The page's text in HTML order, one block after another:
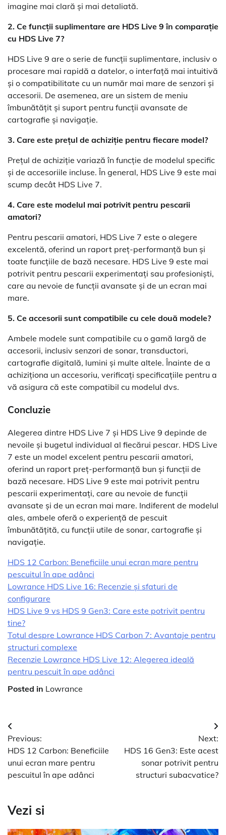
imagine mai clară și mai detaliată.
2. Ce funcții suplimentare are HDS Live 9 în comparație
cu HDS Live 7?
HDS Live 9 are o serie de funcții suplimentare, inclusiv o
procesare mai rapidă a datelor, o interfață mai intuitivă
și o compatibilitate cu un număr mai mare de senzori și
accesorii. De asemenea, are un sistem de meniu
îmbunătățit și suport pentru funcții avansate de
cartografie și navigație.
3. Care este prețul de achiziție pentru fiecare model?
Prețul de achiziție variază în funcție de modelul specific
și de accesoriile incluse. În general, HDS Live 9 este mai
scump decât HDS Live 7.
4. Care este modelul mai potrivit pentru pescarii
amatori?
Pentru pescarii amatori, HDS Live 7 este o alegere
excelentă, oferind un raport preț-performanță bun și
toate funcțiile de bază necesare. HDS Live 9 este mai
potrivit pentru pescarii experimentați sau profesioniști,
care au nevoie de funcții avansate și de un ecran mai
mare.
5. Ce accesorii sunt compatibile cu cele două modele?
Ambele modele sunt compatibile cu o gamă largă de
accesorii, inclusiv senzori de sonar, transductori,
cartografie digitală, lumini și multe altele. Înainte de a
achiziționa un accesoriu, verificați specificațiile pentru a
vă asigura că este compatibil cu modelul dvs.
Concluzie
Alegerea dintre HDS Live 7 și HDS Live 9 depinde de
nevoile și bugetul individual al fiecărui pescar. HDS Live
7 este un model excelent pentru pescarii amatori,
oferind un raport preț-performanță bun și funcții de
bază necesare. HDS Live 9 este mai potrivit pentru
pescarii experimentați, care au nevoie de funcții
avansate și de un ecran mai mare. Indiferent de modelul
ales, ambele oferă o experiență de pescuit
îmbunătățită, cu funcții utile de sonar, cartografie și
navigație.
HDS 12 Carbon: Beneficiile unui ecran mare pentru
pescuitul în ape adânci
Lowrance HDS Live 16: Recenzie și sfaturi de
configurare
HDS Live 9 vs HDS 9 Gen3: Care este potrivit pentru
tine?
Totul despre Lowrance HDS Carbon 7: Avantaje pentru
structuri complexe
Recenzie Lowrance HDS Live 12: Alegerea ideală
pentru pescuit în ape adânci
Posted in Lowrance
Navigare
în
articole
Previous:
HDS 12 Carbon: Beneficiile
unui ecran mare pentru
pescuitul în ape adânci
Next:
HDS 16 Gen3: Este acest
sonar potrivit pentru
structuri subacvatice?
Vezi si